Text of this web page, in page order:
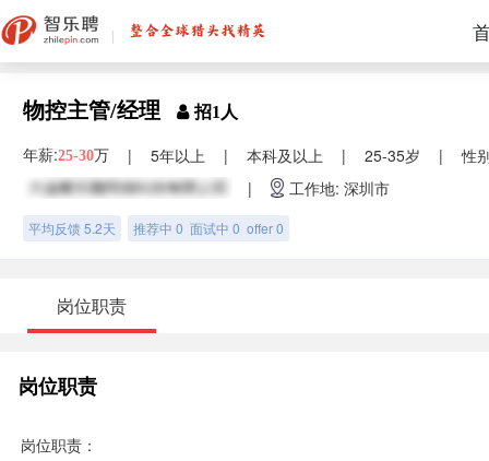
物控主管/经理 招1人
年薪:25-30万 | 5年以上 | 本科及以上 | 25-35岁 |
性
|
工作地: 深圳市
平均反馈 5.2天 推荐中 0 面试中 0 offer 0
岗位职责
岗位职责
岗位职责：